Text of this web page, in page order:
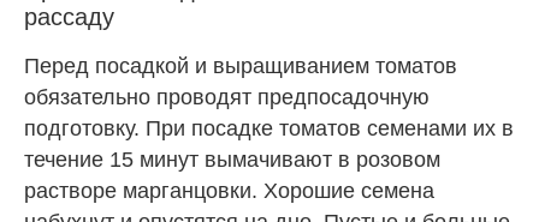
рассаду
Перед посадкой и выращиванием томатов
обязательно проводят предпосадочную
подготовку. При посадке томатов семенами их в
течение 15 минут вымачивают в розовом
растворе марганцовки. Хорошие семена